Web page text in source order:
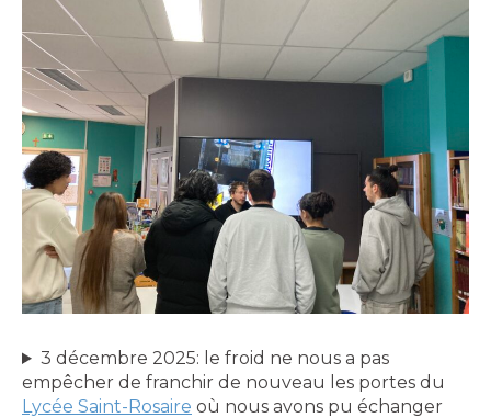
3 décembre 2025: le froid ne nous a pas
empêcher de franchir de nouveau les portes du
Lycée Saint-Rosaire où nous avons pu échanger